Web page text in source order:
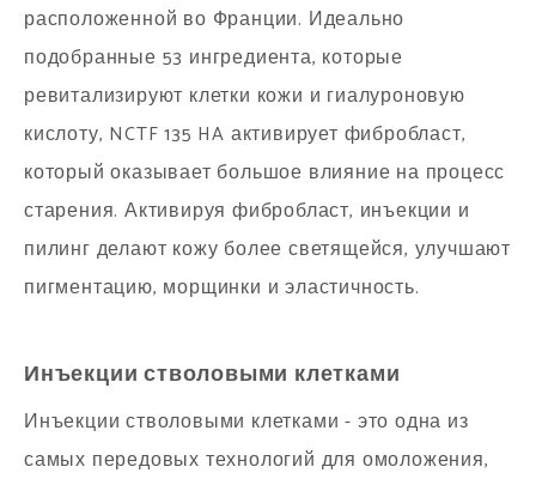
расположенной во Франции. Идеально
подобранные 53 ингредиента, которые
ревитализируют клетки кожи и гиалуроновую
кислоту, NCTF 135 HA активирует фибробласт,
который оказывает большое влияние на процесс
старения. Активируя фибробласт, инъекции и
пилинг делают кожу более светящейся, улучшают
пигментацию, морщинки и эластичность.
Инъекции стволовыми клетками
Инъекции стволовыми клетками - это одна из
самых передовых технологий для омоложения,